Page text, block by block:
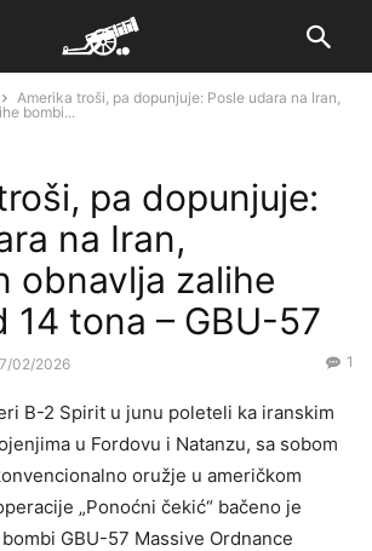
Amerika troši, pa dopunjuje: Posle udara na Iran,
bombi...
pa dopunjuje:
na Iran,
obnavlja zalihe
14 tona – GBU-57
02/2026 1
B-2 Spirit u junu poleteli ka iranskim
u Fordovu i Natanzu, sa sobom
oružje u američkom
„Ponoćni čekić“ bačeno je
GBU-57 Massive Ordnance